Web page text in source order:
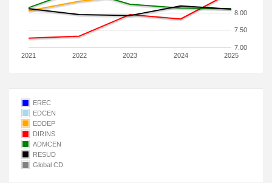
2021 2022 2023 2024 2025
7.00
7.50
8.00
EREC
EDCEN
EDDEP
DIRINS
ADMCEN
RESUD
Global CD